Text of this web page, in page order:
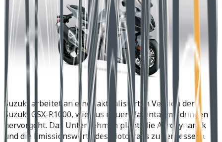
Suzuki arbeitet an einer aktualisierten Version der
Suzuki GSX-R1000, wie aus neuen Patentanmeldungen
hervorgeht. Das Unternehmen plant, die Aerodynamik
und die Emissionswerte des Motorrads zu verbessern.